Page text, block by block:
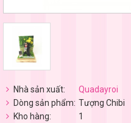
Nhà sản xuất:
Quadayroi
Dòng sản phẩm: Tượng Chibi
Kho hàng:
1